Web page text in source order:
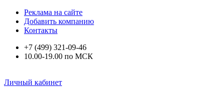
Реклама на сайте
Добавить компанию
Контакты
+7 (499) 321-09-46
10.00-19.00 по МСК
Личный кабинет